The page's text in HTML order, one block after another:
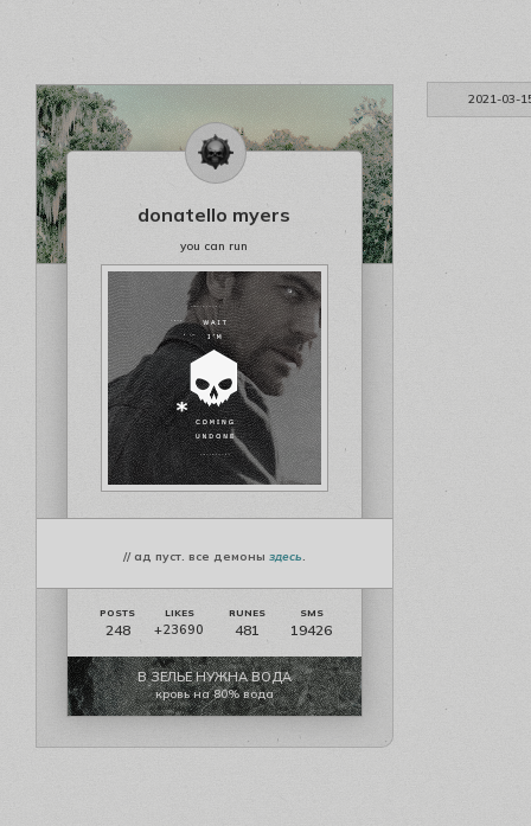
2021-03-
donatello myers
you can run
// ад пуст. все демоны здесь.
248 +23690 481 19426
В ЗЕЛЬЕ НУЖНА ВОДА
кровь на 80% вода